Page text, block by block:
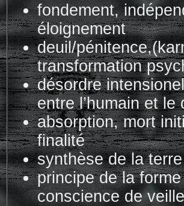
fondement,
éloignement
deuil/
transformation
désordre
entre l’humain et le
absorption, mort
finalité
synthèse de la
principe de la
conscience de veille